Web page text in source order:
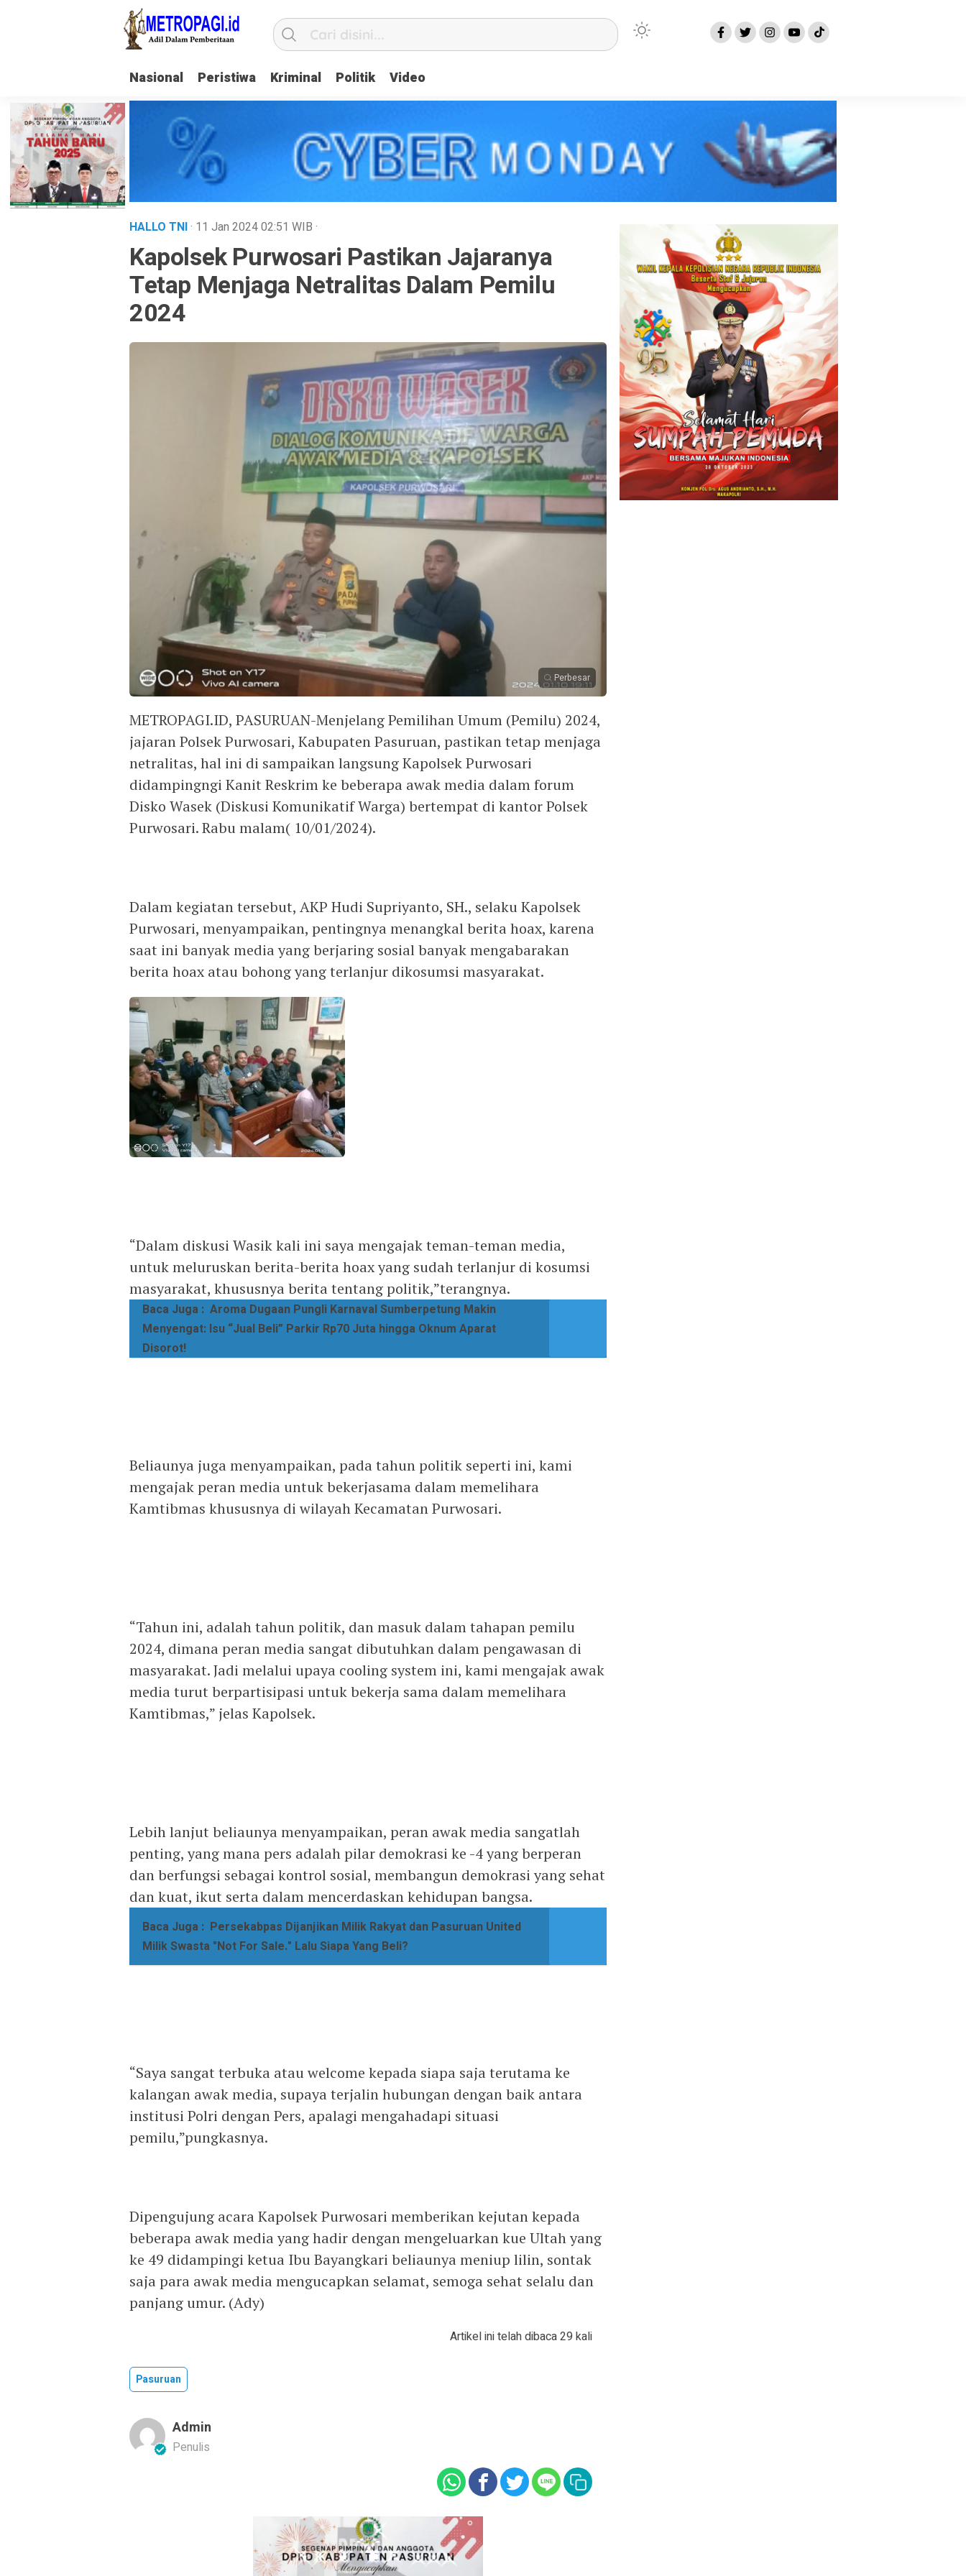
Nasional Peristiwa Kriminal Politik Video
HALLO TNI· 11 Jan 202402:51 WIB ·
Kapolsek Purwosari Pastikan Jajaranya
Tetap Menjaga Netralitas Dalam Pemilu
2024
Perbesar
METROPAGI.ID, PASURUAN-Menjelang Pemilihan Umum (Pemilu) 2024,
jajaran Polsek Purwosari, Kabupaten Pasuruan, pastikan tetap menjaga
netralitas, hal ini di sampaikan langsung Kapolsek Purwosari
didampingngi Kanit Reskrim ke beberapa awak media dalam forum
Disko Wasek (Diskusi Komunikatif Warga) bertempat di kantor Polsek
Purwosari. Rabu malam( 10/01/2024).
Dalam kegiatan tersebut, AKP Hudi Supriyanto, SH., selaku Kapolsek
Purwosari, menyampaikan, pentingnya menangkal berita hoax, karena
saat ini banyak media yang berjaring sosial banyak mengabarakan
berita hoax atau bohong yang terlanjur dikosumsi masyarakat.
“Dalam diskusi Wasik kali ini saya mengajak teman-teman media,
untuk meluruskan berita-berita hoax yang sudah terlanjur di kosumsi
masyarakat, khususnya berita tentang politik,”terangnya.
Baca Juga : Aroma Dugaan Pungli Karnaval Sumberpetung Makin
Menyengat: Isu “Jual Beli” Parkir Rp70 Juta hingga Oknum Aparat
Disorot!
Beliaunya juga menyampaikan, pada tahun politik seperti ini, kami
mengajak peran media untuk bekerjasama dalam memelihara
Kamtibmas khususnya di wilayah Kecamatan Purwosari.
“Tahun ini, adalah tahun politik, dan masuk dalam tahapan pemilu
2024, dimana peran media sangat dibutuhkan dalam pengawasan di
masyarakat. Jadi melalui upaya cooling system ini, kami mengajak awak
media turut berpartisipasi untuk bekerja sama dalam memelihara
Kamtibmas,” jelas Kapolsek.
Lebih lanjut beliaunya menyampaikan, peran awak media sangatlah
penting, yang mana pers adalah pilar demokrasi ke -4 yang berperan
dan berfungsi sebagai kontrol sosial, membangun demokrasi yang sehat
dan kuat, ikut serta dalam mencerdaskan kehidupan bangsa.
Baca Juga : Persekabpas Dijanjikan Milik Rakyat dan Pasuruan United
Milik Swasta "Not For Sale." Lalu Siapa Yang Beli?
“Saya sangat terbuka atau welcome kepada siapa saja terutama ke
kalangan awak media, supaya terjalin hubungan dengan baik antara
institusi Polri dengan Pers, apalagi mengahadapi situasi
pemilu,”pungkasnya.
Dipengujung acara Kapolsek Purwosari memberikan kejutan kepada
beberapa awak media yang hadir dengan mengeluarkan kue Ultah yang
ke 49 didampingi ketua Ibu Bayangkari beliaunya meniup lilin, sontak
saja para awak media mengucapkan selamat, semoga sehat selalu dan
panjang umur. (Ady)
Artikel ini telah dibaca 29 kali
Pasuruan
Admin
Penulis